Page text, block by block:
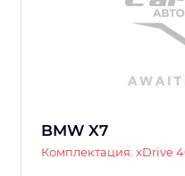
BMW X7
Комплектация: xDrive